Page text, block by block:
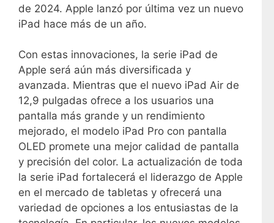
de 2024. Apple lanzó por última vez un nuevo
iPad hace más de un año.
Con estas innovaciones, la serie iPad de
Apple será aún más diversificada y
avanzada. Mientras que el nuevo iPad Air de
12,9 pulgadas ofrece a los usuarios una
pantalla más grande y un rendimiento
mejorado, el modelo iPad Pro con pantalla
OLED promete una mejor calidad de pantalla
y precisión del color. La actualización de toda
la serie iPad fortalecerá el liderazgo de Apple
en el mercado de tabletas y ofrecerá una
variedad de opciones a los entusiastas de la